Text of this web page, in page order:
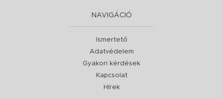
NAVIGÁCIÓ
Ismertető
Adatvédelem
Gyakori kérdések
Kapcsolat
Hírek